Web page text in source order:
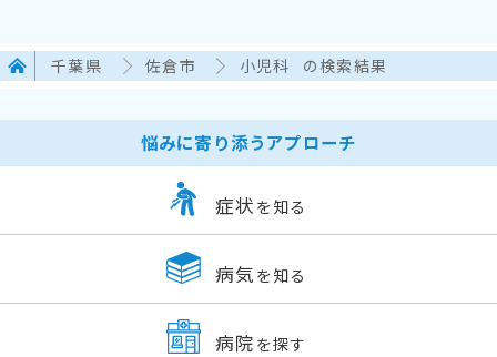
千葉県 佐倉市 小児科 の検索結果
悩みに寄り添うアプローチ
症状 を知る
病気 を知る
病院 を探す